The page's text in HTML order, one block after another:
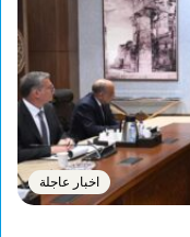
اخبار عاجلة